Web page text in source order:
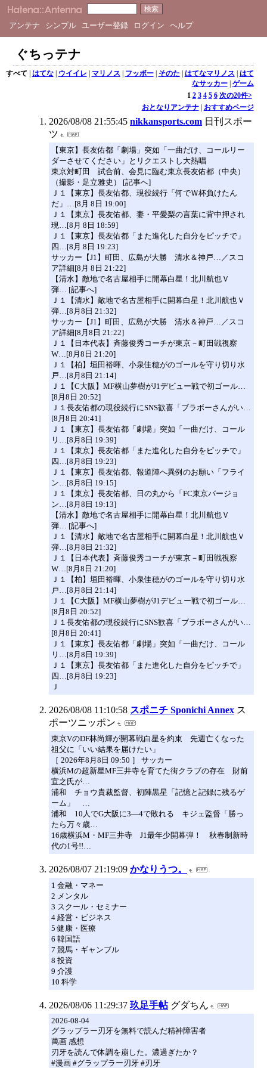
アンテナ シンプル ユーザー登録 ログイン ヘルプ
ぐちっテナ
すべて | はてな| ウイイレ | マリノス | フッボー| そのた | はてなマリノス | はて
なサッカー| ゲーム
1 2 3 4 5 6 次の20件>
おとなりアンテナ| おすすめページ
2026/08/08 21:55:45 nikkansports.com 日刊スポー
ツ
【東京】長友佑都「劇場」突如「一曲だけ、コールリー
ダーさせてください」とリクエストし大熱唱
東京対町田 試合前、会見に臨む東京長友佑都（中央）
（撮影・足立雅史） [記事へ]
Ｊ１【東京】長友佑都、現役続行「何でＷ杯負けたん
だ」…[8月 8日 19:00]
Ｊ１【東京】長友佑都、妻・平愛梨の言葉に背中押され
現…[8月 8日 18:59]
Ｊ１【東京】長友佑都「また進化した自分をピッチで」
四…[8月 8日 19:23]
サッカー【J1】町田、広島が大勝 清水＆神戸…／スコ
ア詳細[8月 8日 21:22]
【清水】敵地で名古屋相手に開幕白星！北川航也Ｖ
弾… [記事へ]
Ｊ１【清水】敵地で名古屋相手に開幕白星！北川航也Ｖ
弾…[8月8日 21:32]
サッカー【J1】町田、広島が大勝 清水＆神戸…／スコ
ア詳細[8月8日 21:22]
Ｊ１【日本代表】斉藤俊秀コーチが東京－町田戦視察
W…[8月8日 21:20]
Ｊ１【柏】垣田裕暉、小泉佳穂がのゴールを守り切り水
戸…[8月8日 21:14]
Ｊ１【C大阪】MF横山夢樹がJ1デビュー戦で初ゴール…
[8月8日 20:52]
Ｊ１長友佑都の現役続行にSNS歓喜「ブラボーさんがい…
[8月8日 20:41]
Ｊ１【東京】長友佑都「劇場」突如「一曲だけ、コール
リ…[8月8日 19:39]
Ｊ１【東京】長友佑都「また進化した自分をピッチで」
四…[8月8日 19:23]
Ｊ１【東京】長友佑都、報道陣へ異例のお願い「フライ
ン…[8月8日 19:15]
Ｊ１【東京】長友佑都、日の丸から「FC東京バージョ
ン…[8月8日 19:13]
【清水】敵地で名古屋相手に開幕白星！北川航也Ｖ
弾… [記事へ]
Ｊ１【清水】敵地で名古屋相手に開幕白星！北川航也Ｖ
弾…[8月8日 21:32]
Ｊ１【日本代表】斉藤俊秀コーチが東京－町田戦視察
W…[8月8日 21:20]
Ｊ１【柏】垣田裕暉、小泉佳穂がのゴールを守り切り水
戸…[8月8日 21:14]
Ｊ１【C大阪】MF横山夢樹がJ1デビュー戦で初ゴール…
[8月8日 20:52]
Ｊ１長友佑都の現役続行にSNS歓喜「ブラボーさんがい…
[8月8日 20:41]
Ｊ１【東京】長友佑都「劇場」突如「一曲だけ、コール
リ…[8月8日 19:39]
Ｊ１【東京】長友佑都「また進化した自分をピッチで」
四…[8月8日 19:23]
Ｊ
2026/08/08 11:10:58 スポニチ Sponichi Annex ス
ポーツニッポン
東京VのDF林尚輝が開幕戦白星を約束 先週亡くなった
祖父に「いい結果を届けたい」
［ 2026年8月8日 09:50 ］ サッカー
横浜Mの超新星MF三井寺を育てた街クラブの存在 財前
宣之氏が…
浦和 チョウ貴裁監督、初陣黒星「記憶と記録に残るゲ
ーム」 …
浦和 10人でG大阪に3―4で敗れる キジェ監督「勝っ
たら万々歳…
16歳横浜M・MF三井寺 J1最年少開幕弾！ 秋春制新時
代の1号!!…
2026/08/07 21:19:09 かなりうつ。
1 金融・マネー
2 メンタル
3 スクール・セミナー
4 経営・ビジネス
5 健康・医療
6 韓国語
7 競馬・ギャンブル
8 投資
9 介護
10 科学
2026/08/06 11:29:37 玖足手帖 グダちん
2026-08-04
グラップラー刃牙を無料で読んだ精神障害者
萬画 感想
刃牙を読んで体調を崩した。濃過ぎたか？
#漫画 #グラップラー刃牙 #刃牙